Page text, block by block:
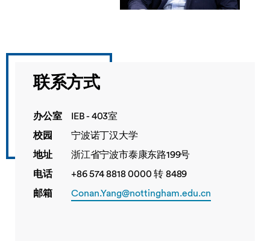
联系方式
办公室
IEB - 403室
校园
宁波诺丁汉大学
地址
浙江省宁波市泰康东路199号
电话
+86 574 8818 0000 转 8489
邮箱
Conan.Yang@nottingham.edu.cn